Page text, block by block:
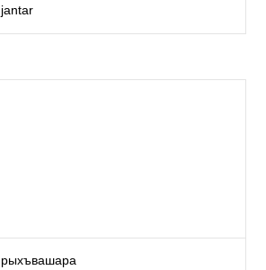
jantar
рыхъвашара